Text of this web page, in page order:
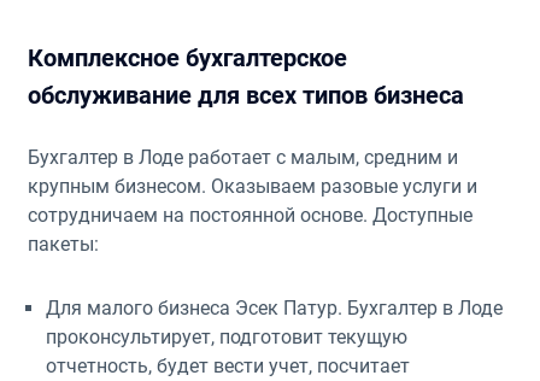
Комплексное бухгалтерское
обслуживание для всех типов бизнеса
Бухгалтер в Лоде работает с малым, средним и
крупным бизнесом. Оказываем разовые услуги и
сотрудничаем на постоянной основе. Доступные
пакеты:
Для малого бизнеса Эсек Патур. Бухгалтер в Лоде
проконсультирует, подготовит текущую
отчетность, будет вести учет, посчитает